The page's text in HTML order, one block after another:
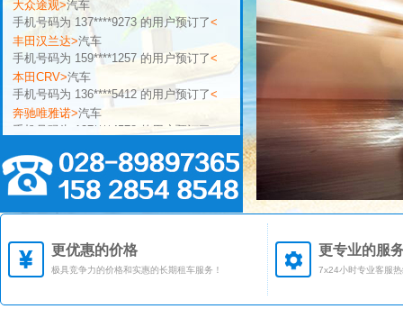
手机号码为 137****9273 的用户预订了
丰田汉兰达> 汽车
手机号码为 159****1257 的用户预订了
本田CRV> 汽车
手机号码为 136****5412 的用户预订了
奔驰唯雅诺> 汽车
手机号码为 137****4578 的用户预订了
手机号码为 158****9176 的用户预订了<
大众途观>汽车
手机号码为 137****9273 的用户预订了<
丰田汉兰达>汽车
本田CRV>汽车
更优惠的价格
极具竞争力的价格和实惠的长期租车服务！
更专业的服
7x24小时专业客服